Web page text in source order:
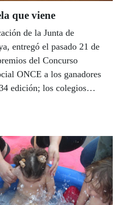
que viene
de la Junta de
entregó el pasado 21 de
del Concurso
ONCE a los ganadores
edición; los colegios
CESUR también de
Especial ha recibido el
el centro ‘Doña María
la Frontera (Córdoba).